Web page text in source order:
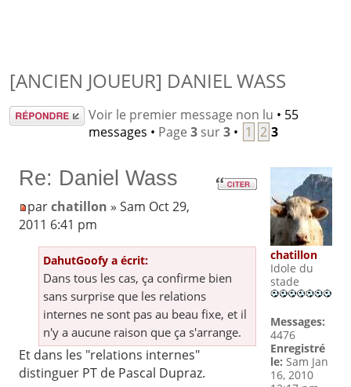
[ANCIEN JOUEUR] DANIEL WASS
Répondre Voir le premier message non lu • 55
messages • Page 3sur3• 1 2 3
Re: Daniel Wass
parchatillon » Sam Oct 29,
2011 6:41 pm
DahutGoofy a écrit:
Dans tous les cas, ça confirme bien
sans surprise que les relations
internes ne sont pas au beau fixe, et il
n'y a aucune raison que ça s'arrange.
Et dans les "relations internes"
distinguer PT de Pascal Dupraz.
chatillon
Idole du
stade
Messages:
4476
Enregistré
le: Sam Jan
16, 2010